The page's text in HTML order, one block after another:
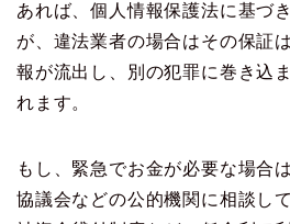
あれば、個人情報保護法に基づ
が、違法業者の場合はその保証
報が流出し、別の犯罪に巻き込
れます。
もし、緊急でお金が必要な場合
協議会などの公的機関に相談し